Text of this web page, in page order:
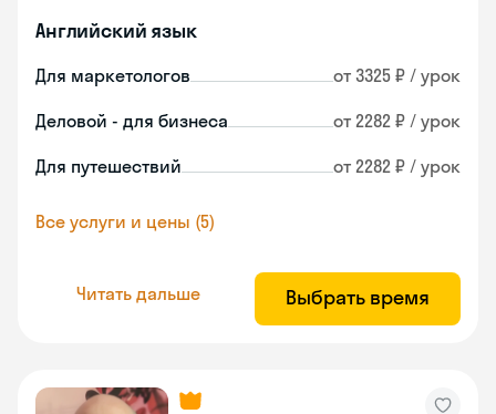
Английский язык
Для маркетологов от 3325 ₽ / урок
Деловой - для бизнеса от 2282 ₽ / урок
Для путешествий от 2282 ₽ / урок
Все услуги и цены (5)
Читать дальше Выбрать время